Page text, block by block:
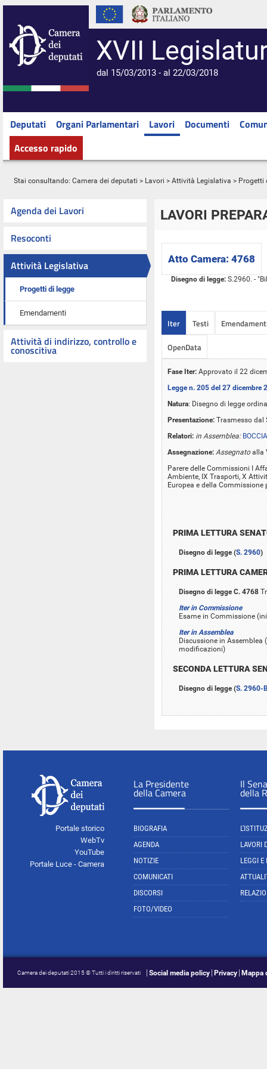
XVII
dal 15/03/2013 - al 22/03/2018
Deputati Organi Parlamentari Lavori Documenti
Accesso rapido
Stai consultando: Camera dei deputati > Lavori > Attività Legislativa > Progetti
Agenda dei Lavori
Resoconti
Attività Legislativa
Progetti di legge
Emendamenti
Attività di indirizzo, controllo e
conoscitiva
LAVORI
Atto Camera: 4768
Disegno di legge:S.2960. -
Iter Testi
OpenData
Fase Iter: Approvato il 22
Legge n. 205 del 27 dicembre
Natura: Disegno di legge
Presentazione: Trasmesso dal
Relatori: in Assemblea:
Assegnazione: Assegnatoalla
Parere delle Commissioni I
Ambiente, IX Trasporti, X
Europea e della
PRIMA LETTURA
Disegno di legge (S. 2960)
PRIMA LETTURA
Disegno di legge C. 4768
Iter in Commissione
Esame in Commissione
Iter in Assemblea
Discussione in
modificazioni)
SECONDA LETTURA
Disegno di legge (S. 2960-
Portale storico
WebTv
YouTube
Portale Luce - Camera
La Presidente
della Camera
BIOGRAFIA
AGENDA
NOTIZIE
COMUNICATI
DISCORSI
FOTO/VIDEO
Il
della
LAVORI
LEGGI E
Camera dei deputati 2015 © Tutti i diritti riservati Social media policy Privacy Mappa